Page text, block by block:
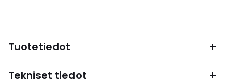
Tuotetiedot
Tekniset tiedot